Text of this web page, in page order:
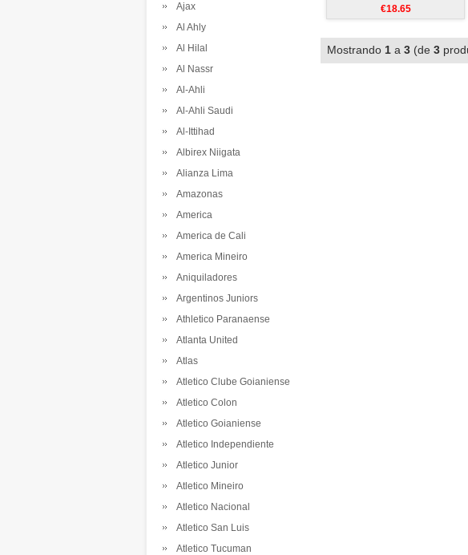
Ajax
Al Ahly
Al Hilal
Al Nassr
Al-Ahli
Al-Ahli Saudi
Al-Ittihad
Albirex Niigata
Alianza Lima
Amazonas
America
America de Cali
America Mineiro
Aniquiladores
Argentinos Juniors
Athletico Paranaense
Atlanta United
Atlas
Atletico Clube Goianiense
Atletico Colon
Atletico Goianiense
Atletico Independiente
Atletico Junior
Atletico Mineiro
Atletico Nacional
Atletico San Luis
Atletico Tucuman
€18.65
Mostrando 1 a 3 (de 3